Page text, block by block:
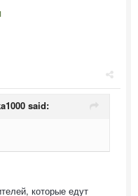
said:
которые едут